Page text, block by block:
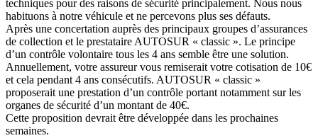
techniques pour des raisons de sécurité principalement. Nous nous
habituons à notre véhicule et ne percevons plus ses défauts.
Après une concertation auprès des principaux groupes d’assurances
de collection et le prestataire AUTOSUR « classic ». Le principe
d’un contrôle volontaire tous les 4 ans semble être une solution.
Annuellement, votre assureur vous remiserait votre cotisation de 10€
et cela pendant 4 ans consécutifs. AUTOSUR « classic »
proposerait une prestation d’un contrôle portant notamment sur les
organes de sécurité d’un montant de 40€.
Cette proposition devrait être développée dans les prochaines
semaines.